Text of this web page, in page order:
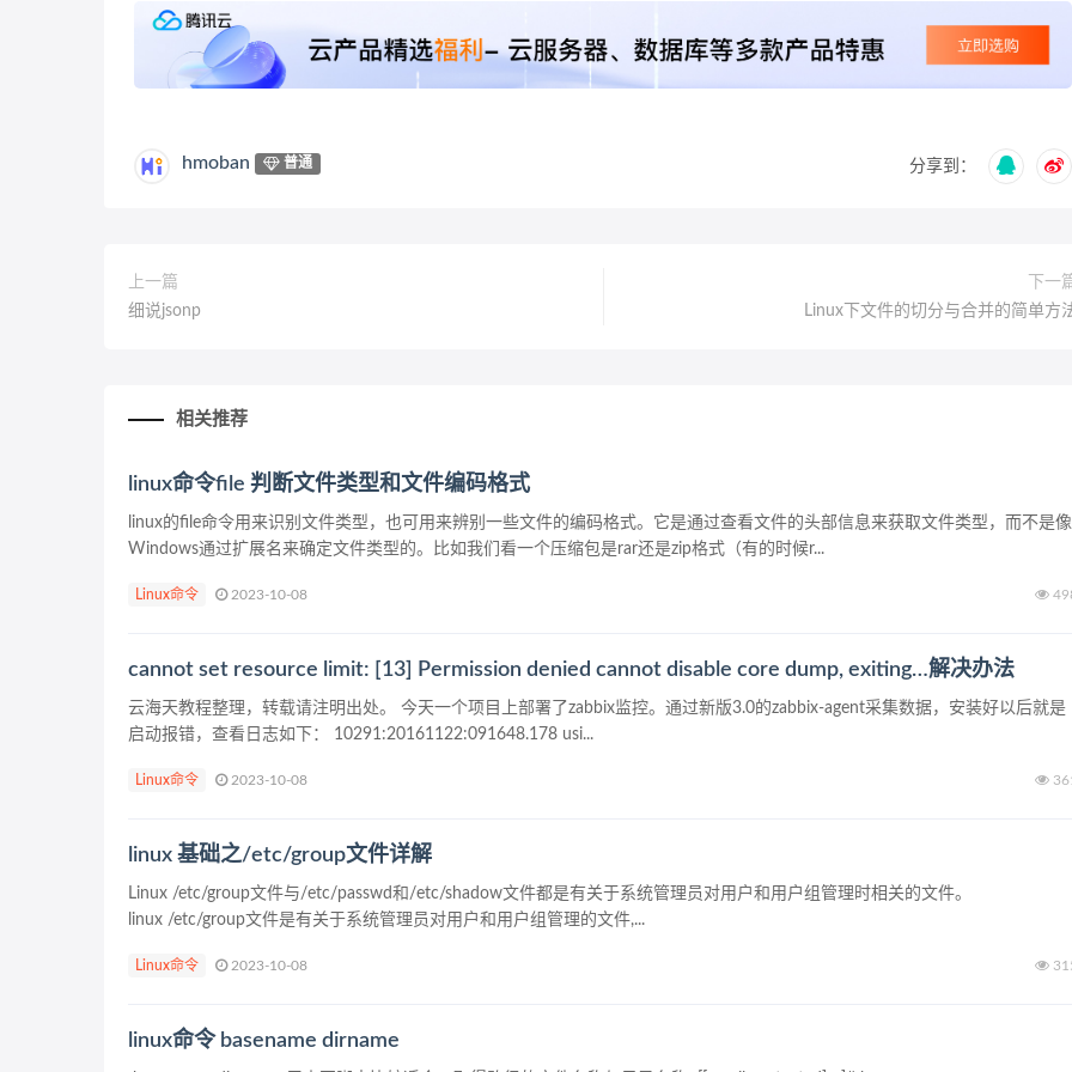
hmoban 普通 分享到：
上一篇
细说jsonp
下一
Linux下文件的切分与合并的简单方
相关推荐
linux命令file 判断文件类型和文件编码格式
linux的file命令用来识别文件类型，也可用来辨别一些文件的编码格式。它是通过查看文件的头部信息来获取文件类型，而不是像
Windows通过扩展名来确定文件类型的。比如我们看一个压缩包是rar还是zip格式（有的时候r...
Linux命令 2023-10-08
cannot set resource limit: [13] Permission denied cannot disable core dump, exiting…解决办法
云海天教程整理，转载请注明出处。 今天一个项目上部署了zabbix监控。通过新版3.0的zabbix-agent采集数据，安装好以后就是
启动报错，查看日志如下： 10291:20161122:091648.178 usi...
Linux命令 2023-10-08
linux 基础之/etc/group文件详解
Linux /etc/group文件与/etc/passwd和/etc/shadow文件都是有关于系统管理员对用户和用户组管理时相关的文件。
linux /etc/group文件是有关于系统管理员对用户和用户组管理的文件,...
Linux命令 2023-10-08
linux命令 basename dirname